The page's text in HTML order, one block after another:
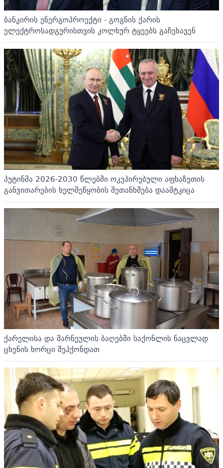
ბანკირის ენერგოპროექტი - გოგნის ქარის
ელექტროსადგურისთვის კოლხურ ტყეებს გაჩეხავენ
პუტინმა 2026-2030 წლებში ოკუპირებული აფხაზეთის
განვითარების ხელშეწყობის შეთანხმება დაამტკიცა
ქარელისა და მარნეულის ბაღებში საქონლის ნაცვლად
ცხენის ხორცი შეჰქონდათ